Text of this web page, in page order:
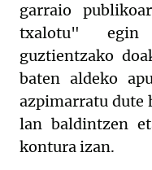
garraio
txalotu"
guztientzako
baten aldeko
azpimarratu
lan baldintzen
kontura izan.